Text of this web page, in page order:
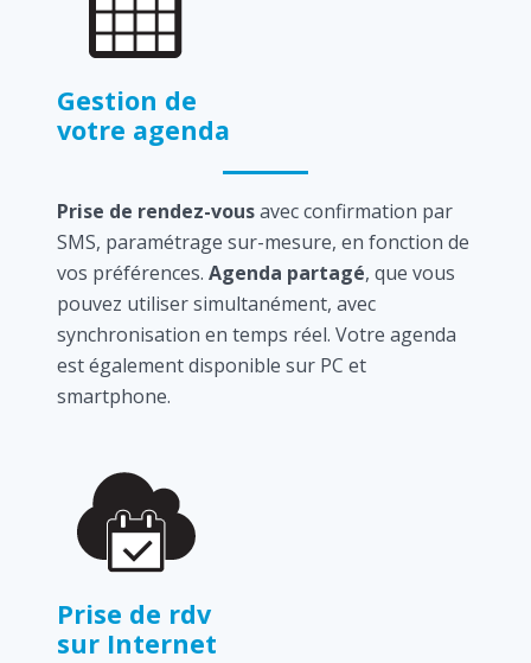
Gestion de
votre agenda
Prise de rendez-vousavec confirmation par
SMS, paramétrage sur-mesure, en fonction de
vos préférences. Agenda partagé, que vous
pouvez utiliser simultanément, avec
synchronisation en temps réel. Votre agenda
est également disponible sur PC et
smartphone.
Prise de rdv
sur Internet